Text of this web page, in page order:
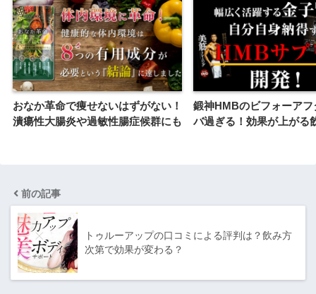
おなか革命で痩せないはずがない！
潰瘍性大腸炎や過敏性腸症候群にも
鍛神HMBのビフォーアフ
バ過ぎる！効果が上がる
前の記事
トゥルーアップの口コミによる評判は？飲み方
次第で効果が変わる？